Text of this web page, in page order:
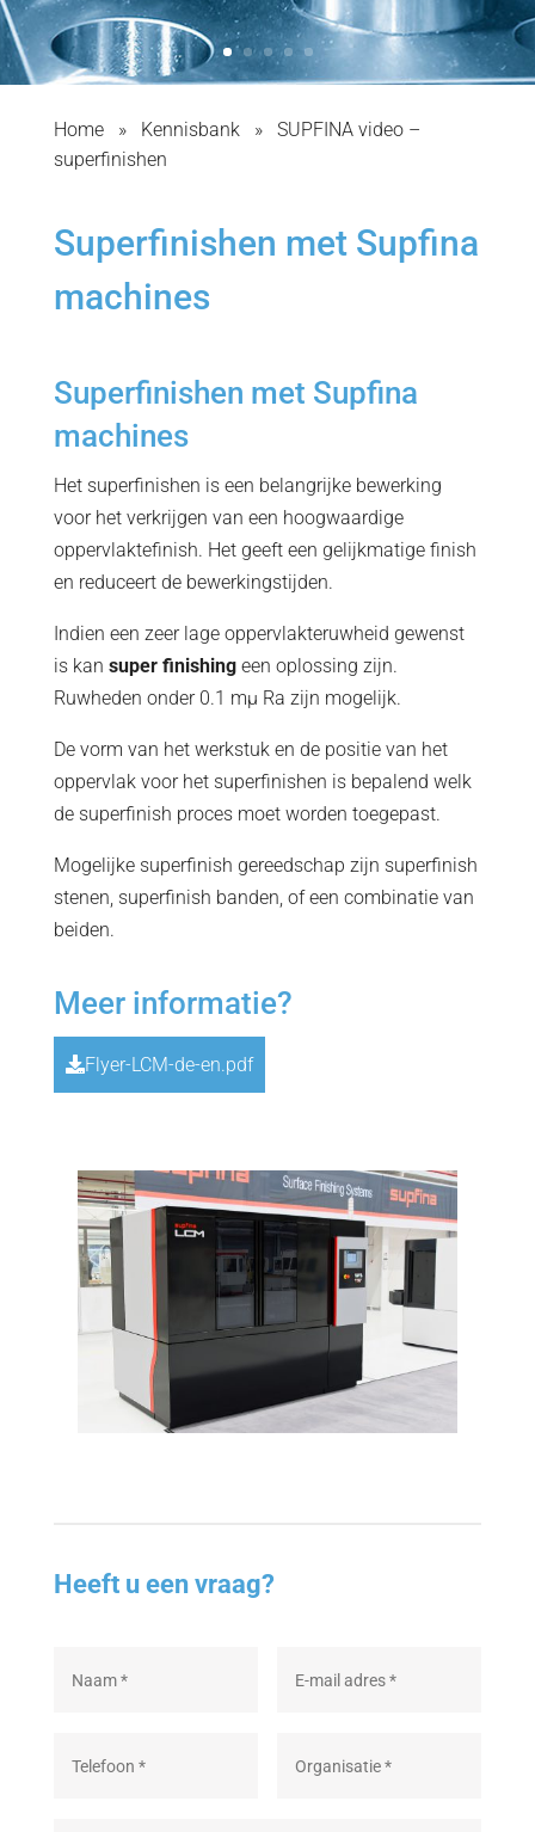
Home» Kennisbank» SUPFINA video –
superfinishen
Superfinishen met Supfina
machines
Superfinishen met Supfina
machines
Het superfinishen is een belangrijke bewerking
voor het verkrijgen van een hoogwaardige
oppervlaktefinish. Het geeft een gelijkmatige finish
en reduceert de bewerkingstijden.
Indien een zeer lage oppervlakteruwheid gewenst
is kan super finishingeen oplossing zijn.
Ruwheden onder 0.1 mµ Ra zijn mogelijk.
De vorm van het werkstuk en de positie van het
oppervlak voor het superfinishen is bepalend welk
de superfinish proces moet worden toegepast.
Mogelijke superfinish gereedschap zijn superfinish
stenen, superfinish banden, of een combinatie van
beiden.
Meer informatie?
Flyer-LCM-de-en.pdf
Heeft u een vraag?